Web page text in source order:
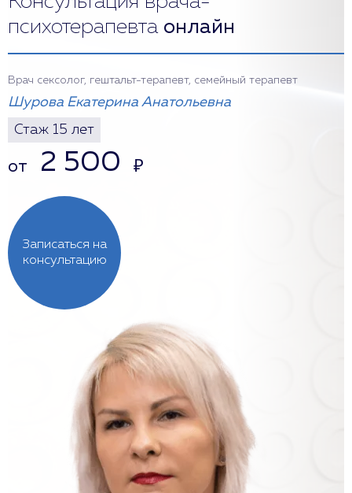
психотерапевта онлайн
Записаться на
консультацию
Врач сексолог, гештальт-терапевт, семейный терапевт
Шурова Екатерина Анатольевна
Стаж 15 лет
от 2 500 ₽